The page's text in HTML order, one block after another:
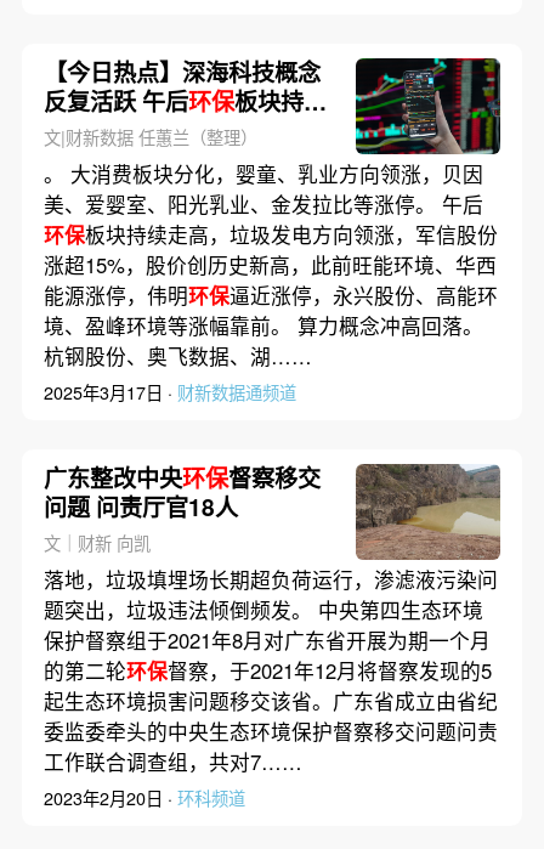
【今日热点】深海科技概念
反复活跃 午后环保板块持续
走高
文|财新数据 任蕙兰（整理）
。 大消费板块分化，婴童、乳业方向领涨，贝因
美、爱婴室、阳光乳业、金发拉比等涨停。 午后
环保板块持续走高，垃圾发电方向领涨，军信股份
涨超15%，股价创历史新高，此前旺能环境、华西
能源涨停，伟明环保逼近涨停，永兴股份、高能环
境、盈峰环境等涨幅靠前。 算力概念冲高回落。
杭钢股份、奥飞数据、湖……
2025年3月17日 · 财新数据通频道
广东整改中央环保督察移交
问题 问责厅官18人
文｜财新 向凯
落地，垃圾填埋场长期超负荷运行，渗滤液污染问
题突出，垃圾违法倾倒频发。 中央第四生态环境
保护督察组于2021年8月对广东省开展为期一个月
的第二轮环保督察，于2021年12月将督察发现的5
起生态环境损害问题移交该省。广东省成立由省纪
委监委牵头的中央生态环境保护督察移交问题问责
工作联合调查组，共对7……
2023年2月20日 · 环科频道